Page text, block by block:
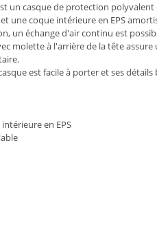
un casque de protection
une coque intérieure en EPS
un échange d'air continu est
molette à l'arrière de la tête
est facile à porter et ses
en EPS